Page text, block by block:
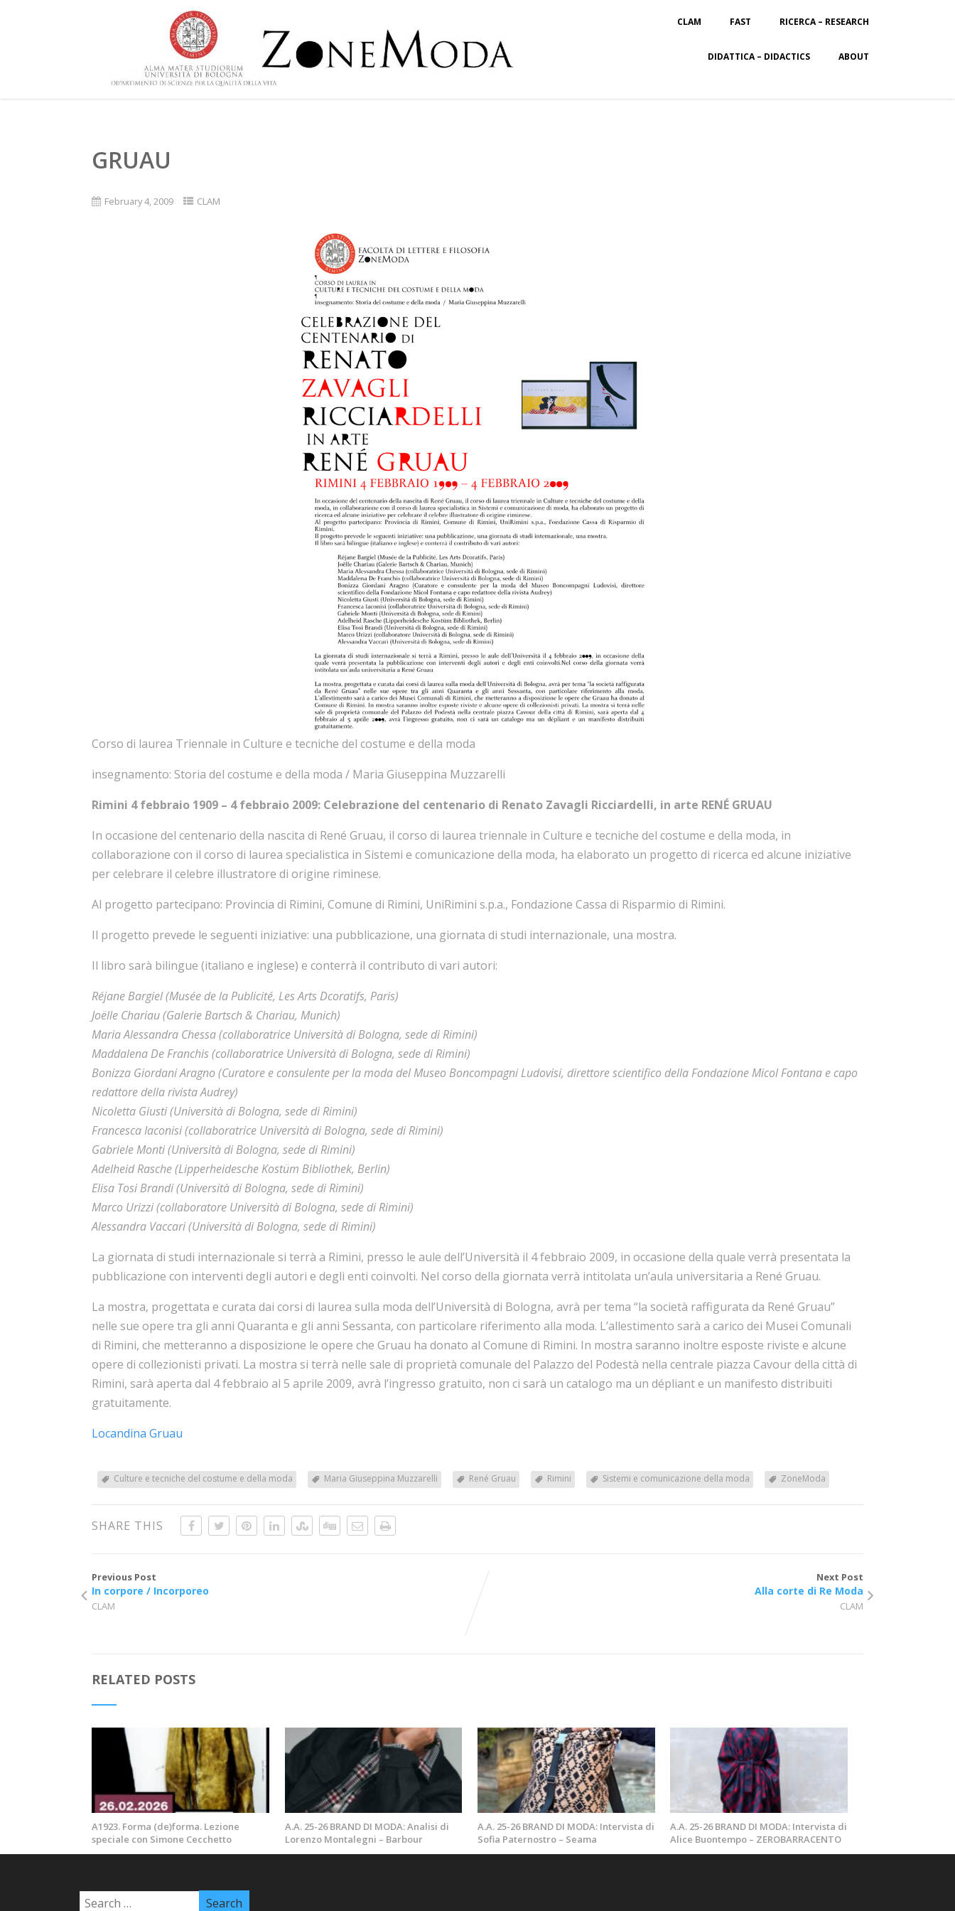
CLAM FAST RICERCA – RESEARCH
DIDATTICA – DIDACTICS ABOUT
GRUAU
February 4, 2009 CLAM
Corso di laurea Triennale in Culture e tecniche del costume e della moda
insegnamento: Storia del costume e della moda / Maria Giuseppina Muzzarelli
Rimini 4 febbraio 1909 – 4 febbraio 2009: Celebrazione del centenario di Renato Zavagli Ricciardelli, in arte RENÉ GRUAU
In occasione del centenario della nascita di René Gruau, il corso di laurea triennale in Culture e tecniche del costume e della moda, in
collaborazione con il corso di laurea specialistica in Sistemi e comunicazione della moda, ha elaborato un progetto di ricerca ed alcune iniziative
per celebrare il celebre illustratore di origine riminese.
Al progetto partecipano: Provincia di Rimini, Comune di Rimini, UniRimini s.p.a., Fondazione Cassa di Risparmio di Rimini.
Il progetto prevede le seguenti iniziative: una pubblicazione, una giornata di studi internazionale, una mostra.
Il libro sarà bilingue (italiano e inglese) e conterrà il contributo di vari autori:
Réjane Bargiel (Musée de la Publicité, Les Arts Dcoratifs, Paris)
Joëlle Chariau (Galerie Bartsch & Chariau, Munich)
Maria Alessandra Chessa (collaboratrice Università di Bologna, sede di Rimini)
Maddalena De Franchis (collaboratrice Università di Bologna, sede di Rimini)
Bonizza Giordani Aragno (Curatore e consulente per la moda del Museo Boncompagni Ludovisi, direttore scientifico della Fondazione Micol Fontana e capo
redattore della rivista Audrey)
Nicoletta Giusti (Università di Bologna, sede di Rimini)
Francesca Iaconisi (collaboratrice Università di Bologna, sede di Rimini)
Gabriele Monti (Università di Bologna, sede di Rimini)
Adelheid Rasche (Lipperheidesche Kostüm Bibliothek, Berlin)
Elisa Tosi Brandi (Università di Bologna, sede di Rimini)
Marco Urizzi (collaboratore Università di Bologna, sede di Rimini)
Alessandra Vaccari (Università di Bologna, sede di Rimini)
La giornata di studi internazionale si terrà a Rimini, presso le aule dell’Università il 4 febbraio 2009, in occasione della quale verrà presentata la
pubblicazione con interventi degli autori e degli enti coinvolti. Nel corso della giornata verrà intitolata un’aula universitaria a René Gruau.
La mostra, progettata e curata dai corsi di laurea sulla moda dell’Università di Bologna, avrà per tema “la società raffigurata da René Gruau”
nelle sue opere tra gli anni Quaranta e gli anni Sessanta, con particolare riferimento alla moda. L’allestimento sarà a carico dei Musei Comunali
di Rimini, che metteranno a disposizione le opere che Gruau ha donato al Comune di Rimini. In mostra saranno inoltre esposte riviste e alcune
opere di collezionisti privati. La mostra si terrà nelle sale di proprietà comunale del Palazzo del Podestà nella centrale piazza Cavour della città di
Rimini, sarà aperta dal 4 febbraio al 5 aprile 2009, avrà l’ingresso gratuito, non ci sarà un catalogo ma un dépliant e un manifesto distribuiti
gratuitamente.
Locandina Gruau
Culture e tecniche del costume e della moda Maria Giuseppina Muzzarelli René Gruau Rimini Sistemi e comunicazione della moda ZoneModa
SHARE THIS
Previous Post
In corpore / Incorporeo
CLAM
Next Post
Alla corte di Re Moda
CLAM
RELATED POSTS
A1923. Forma (de)forma. Lezione
speciale con Simone Cecchetto
A.A. 25-26 BRAND DI MODA: Analisi di
Lorenzo Montalegni – Barbour
A.A. 25-26 BRAND DI MODA: Intervista di
Sofia Paternostro – Seama
A.A. 25-26 BRAND DI MODA: Intervista di
Alice Buontempo – ZEROBARRACENTO